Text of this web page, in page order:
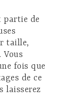
partie de
taille,
fois que
de ce
laisserez